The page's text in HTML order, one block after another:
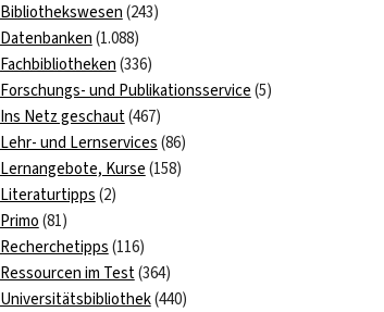
Bibliothekswesen (243)
Datenbanken (1.088)
Fachbibliotheken (336)
Forschungs- und Publikationsservice (5)
Ins Netz geschaut(467)
Lehr- und Lernservices (86)
Lernangebote, Kurse (158)
Literaturtipps (2)
Primo (81)
Recherchetipps (116)
Ressourcen im Test(364)
Universitätsbibliothek(440)